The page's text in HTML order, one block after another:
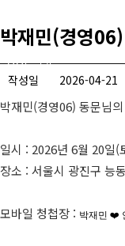
총동문회 뉴스
경조사
박재민(경영
작성일 2026-04-21
박재민(경영06) 동문님
일시 : 2026년 6월 20일(
장소 : 서울시 광진구 능
모바일 청첩장 : 박재민 ❤️